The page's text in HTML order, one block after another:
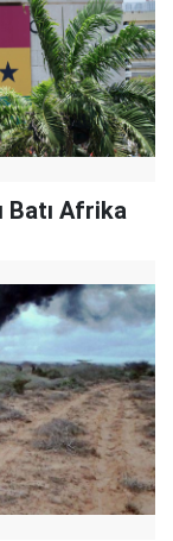
Batı Afrika